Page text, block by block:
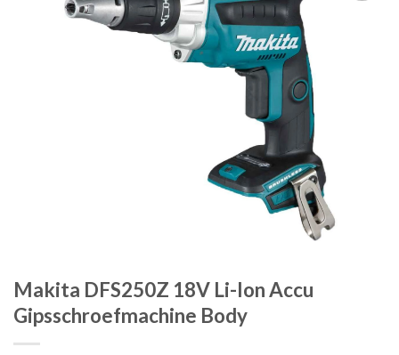
Makita DFS250Z 18V Li-Ion Accu
Gipsschroefmachine Body